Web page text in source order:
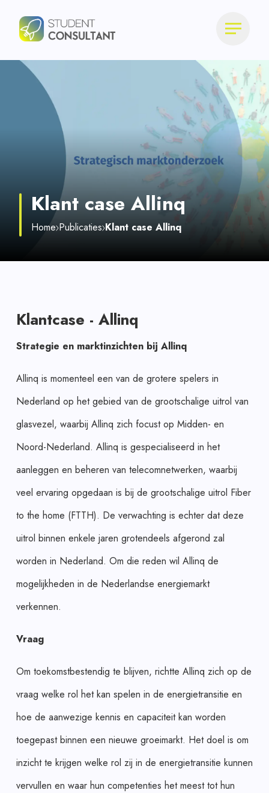
Klant case Allinq
Home Publicaties Klant case Allinq
Klantcase - Allinq
Strategie en marktinzichten bij Allinq
Allinq is momenteel een van de grotere spelers in
Nederland op het gebied van de grootschalige uitrol van
glasvezel, waarbij Allinq zich focust op Midden- en
Noord-Nederland. Allinq is gespecialiseerd in het
aanleggen en beheren van telecomnetwerken, waarbij
veel ervaring opgedaan is bij de grootschalige uitrol Fiber
to the home (FTTH). De verwachting is echter dat deze
uitrol binnen enkele jaren grotendeels afgerond zal
worden in Nederland. Om die reden wil Allinq de
mogelijkheden in de Nederlandse energiemarkt
verkennen.
Vraag
Om toekomstbestendig te blijven, richtte Allinq zich op de
vraag welke rol het kan spelen in de energietransitie en
hoe de aanwezige kennis en capaciteit kan worden
toegepast binnen een nieuwe groeimarkt. Het doel is om
inzicht te krijgen welke rol zij in de energietransitie kunnen
vervullen en waar hun competenties het meest tot hun